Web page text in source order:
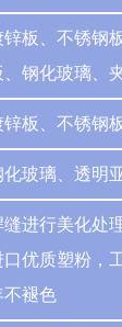
锌板、不锈钢
、钢化玻璃、
锌板、不锈钢
化玻璃、透明
缝进行美化处
口优质塑粉，
不褪色